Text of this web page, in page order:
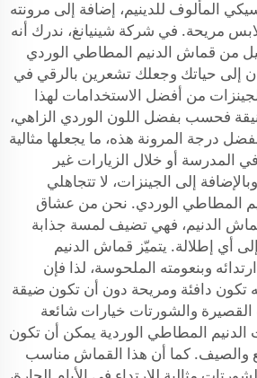
المألوف للدينيم، إضافة إلى مرونته
مريحة. في شركة شينيانغ، ندرك أنه
من قماش الدنيم المطاطي الوردي
إلى حياتك وجعلك تشعرين بالرقي في
من أفضل الاستخدامات لهذا
فحسب بفضل اللون الوردي الزاهي،
درجة المرونة هذه، ما يجعلها مثالية
المدرسة أو خلال الزيارات غير
إلى الجينزات، لا تتجاهلي
المطاطي الوردي. نحن من عشاق
الدنيم، فهي تضيف لمسة جذابة
أي إطلالة. يتميّز قماش الدنيم
وبنعومته الملحوسة، لذا فإن
تكون دافئة ومريحة دون أن تكون ضيقة
القصيرة والشورتات خيارات شائعة
المطاطي الوردية يمكن أن تكون
والصيف. كما أن هذا القماش مناسب